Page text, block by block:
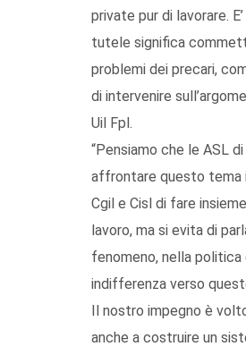
private pur di lavorare.
tutele significa
problemi dei precari,
di intervenire
Uil Fpl.
“Pensiamo che le ASL
affrontare questo tema
Cgil e Cisl di fare
lavoro, ma si evita di
fenomeno, nella politica
indifferenza verso
Il nostro impegno è
anche a costruire un